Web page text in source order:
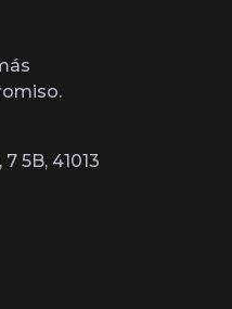
5B, 41013